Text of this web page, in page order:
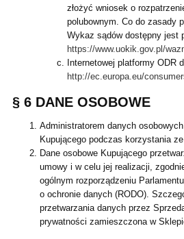
złożyć wniosek o
polubownym. Co do zasady
Wykaz sądów dostępny jest
https://www.uokik.gov.pl/
Internetowej platformy ODR
http://ec.europa.eu/
§ 6 DANE OSOBOWE
Administratorem danych
Kupującego podczas korzystania
Dane osobowe Kupującego
umowy i w celu jej realizacji,
ogólnym rozporządzeniu
o ochronie danych (RODO).
przetwarzania danych przez
prywatności zamieszczona w